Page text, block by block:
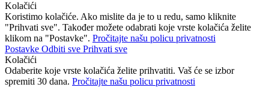
Kolačići
Koristimo kolačiće. Ako mislite da je to u redu, samo kliknite
"Prihvati sve". Također možete odabrati koje vrste kolačića želite
klikom na "Postavke". Pročitajte našu policu privatnosti
Postavke Odbiti sve Prihvati sve
Kolačići
Odaberite koje vrste kolačića želite prihvatiti. Vaš će se izbor
spremiti 30 dana. Pročitajte našu policu privatnosti